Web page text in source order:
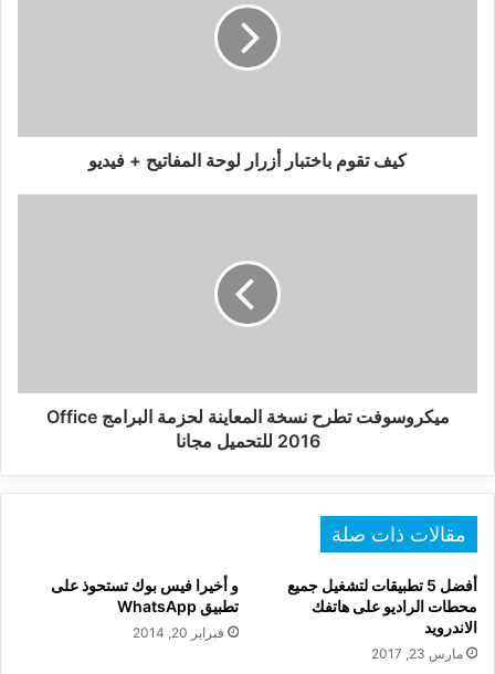
كيف تقوم باختبار أزرار لوحة المفاتيح + فيديو
للتحميل
ميكروسوفت تطرح نسخة المعاينة لحزمة البرامج Office
2016 للتحميل مجانا
مقالات ذات صلة
أفضل 5 تطبيقات لتشغيل جميع
محطات الراديو على هاتفك
الاندرويد
مارس 23, 2017
و أخيرا فيس بوك تستحوذ على
تطبيق WhatsApp
فبراير 20, 2014